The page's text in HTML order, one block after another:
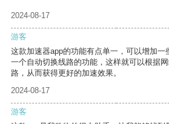
2024-08-17
游客
这款加速器app的功能有点单一，可以增加一
一个自动切换线路的功能，这样就可以根据
路，从而获得更好的加速效果。
2024-08-17
游客